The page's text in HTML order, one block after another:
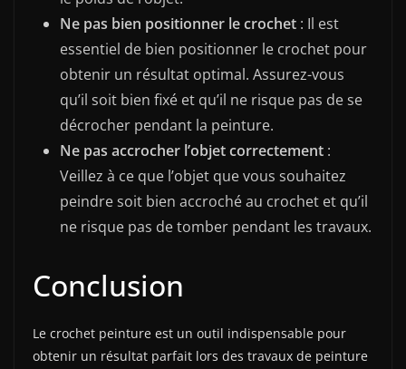
Ne pas bien positionner le crochet : Il est
essentiel de bien positionner le crochet pour
obtenir un résultat optimal. Assurez-vous
qu’il soit bien fixé et qu’il ne risque pas de se
décrocher pendant la peinture.
Ne pas accrocher l’objet correctement :
Veillez à ce que l’objet que vous souhaitez
peindre soit bien accroché au crochet et qu’il
ne risque pas de tomber pendant les travaux.
Conclusion
Le crochet peinture est un outil indispensable pour
obtenir un résultat parfait lors des travaux de peinture